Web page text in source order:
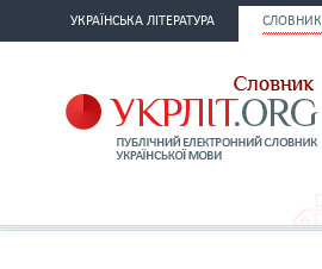
УКРАЇНСЬКА ЛІТЕРАТУРА СЛОВНИК